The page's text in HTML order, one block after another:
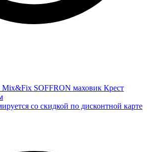
Mix&Fix SOFFRON маховик Крест
со скидкой по дисконтной карте